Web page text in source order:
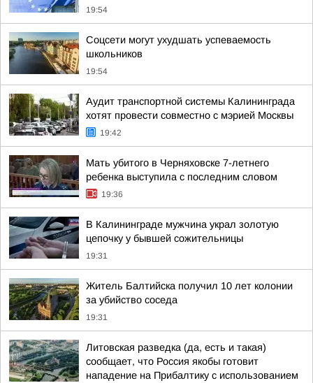
19:54
Соцсети могут ухудшать успеваемость
школьников
19:54
Аудит транспортной системы Калининграда
хотят провести совместно с мэрией Москвы
19:42
Мать убитого в Черняховске 7-летнего
ребенка выступила с последним словом
19:36
В Калининграде мужчина украл золотую
цепочку у бывшей сожительницы
19:31
Житель Балтийска получил 10 лет колонии
за убийство соседа
19:31
Литовская разведка (да, есть и такая)
сообщает, что Россия якобы готовит
нападение на Прибалтику с использованием